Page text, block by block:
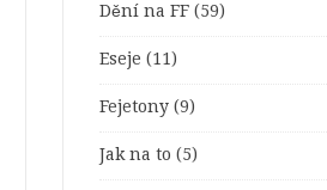
Dění na FF (59)
Eseje (11)
Fejetony (9)
Jak na to (5)